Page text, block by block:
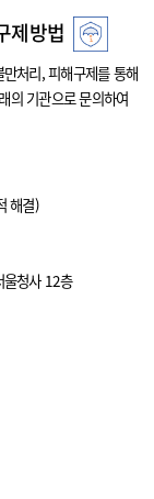
제방법
처리, 피해구제를 통해
의 기관으로 문의하여
해결)
울청사 12층